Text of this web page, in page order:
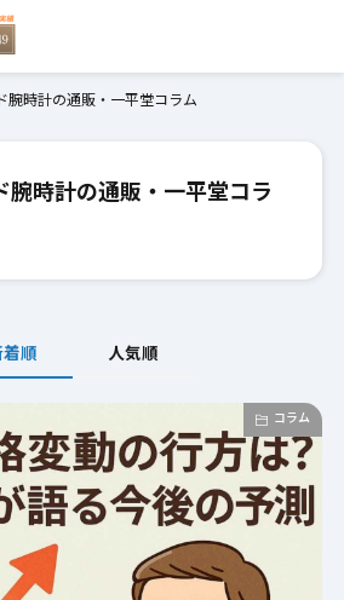
腕時計の通販・一平堂コラム
腕時計の通販・一平堂コラ
着順 人気順
コラム